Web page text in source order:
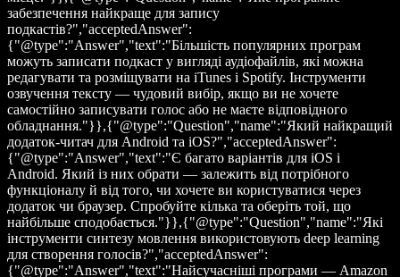
забезпечення найкраще для запису
подкастів?","acceptedAnswer":
{"@type":"Answer","text":"Більшість популярних програм
можуть записати подкаст у вигляді аудіофайлів, які можна
редагувати та розміщувати на iTunes і Spotify. Інструменти
озвучення тексту — чудовий вибір, якщо ви не хочете
самостійно записувати голос або не маєте відповідного
обладнання."}},{"@type":"Question","name":"Який найкращий
додаток-читач для Android та iOS?","acceptedAnswer":
{"@type":"Answer","text":"Є багато варіантів для iOS і
Android. Який із них обрати — залежить від потрібного
функціоналу й від того, чи хочете ви користуватися через
додаток чи браузер. Спробуйте кілька та оберіть той, що
найбільше сподобається."}},{"@type":"Question","name":"Які
інструменти синтезу мовлення використовують deep learning
для створення голосів?","acceptedAnswer":
{"@type":"Answer","text":"Найсучасніші програми — Amazon